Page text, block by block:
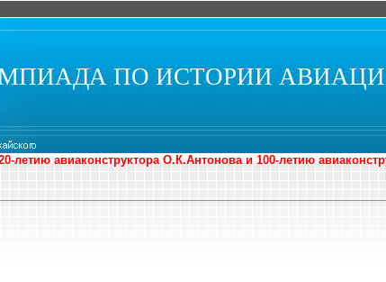
ПО ИСТОРИИ
летию авиаконструктора О.К.Антонова и 100-летию